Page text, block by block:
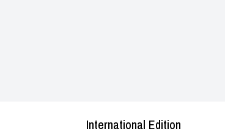
International Edition